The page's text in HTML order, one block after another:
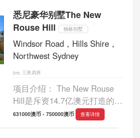
港及哈金港周围为名贵。森林
水湾位于...
悉尼豪华别墅The New
Rouse Hill
独栋别墅
Windsor Road，Hills Shire，
Northwest Sydney
三房,四房
项目介绍： The New Rouse
Hill是斥资14.7亿澳元打造的悉
尼西北区全新别墅项目。总占
631000澳币 - 750000澳币 查看详情